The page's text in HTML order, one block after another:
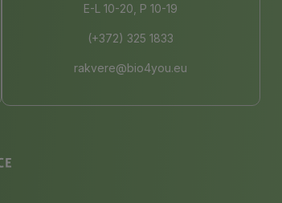
E-L 10-20, P 10-19
(+372) 325 1833
rakvere@bio4you.eu